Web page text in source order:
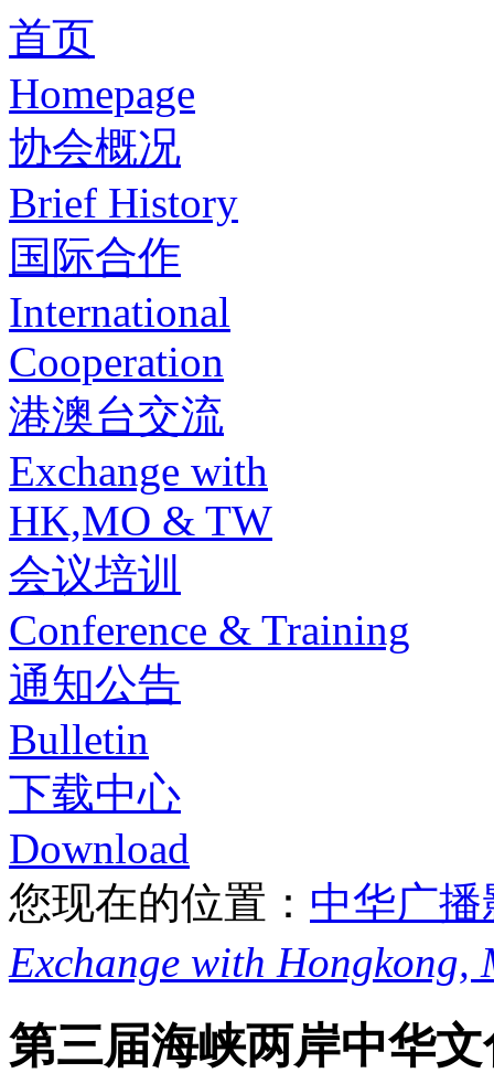
首页
Homepage
协会概况
Brief History
国际合作
International
Cooperation
港澳台交流
Exchange with
HK,MO & TW
会议培训
Conference & Training
通知公告
Bulletin
下载中心
Download
您现在的位置： 中华广
Exchange with Hongkong,
第三届海峡两岸中华